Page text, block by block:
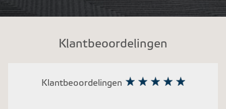
Klantbeoordelingen
Klantbeoordelingen